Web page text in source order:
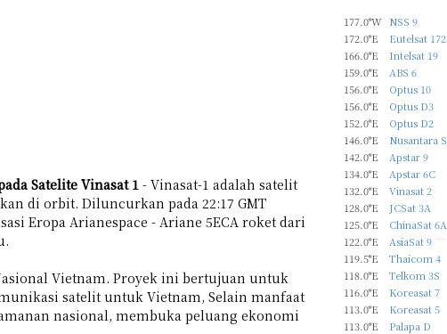
Satelite Vinasat 1 - Vinasat-1 adalah satelit
di orbit. Diluncurkan pada 22:17 GMT
Eropa Arianespace - Ariane 5ECA roket dari
Vietnam. Proyek ini bertujuan untuk
satelit untuk Vietnam, Selain manfaat
nasional, membuka peluang ekonomi
177.0°W NSS 9
172.0°E
Eutelsat
166.0°E
Intelsat 19
159.0°E
ABS 6
156.0°E
Optus 10
156.0°E
Optus D3
152.0°E
Optus D2
146.0°E
Nusantara
142.0°E
Apstar 9
134.0°E
Apstar 6C
132.0°E
Vinasat 2
128.0°E
JCSat 3A
125.0°E
ChinaSat 6A
122.0°E
AsiaSat 9 new
119.5°E
Thaicom 4
118.0°E
Telkom 3S
116.0°E
Koreasat 7
113.0°E
Koreasat 5
113.0°E
Palapa D